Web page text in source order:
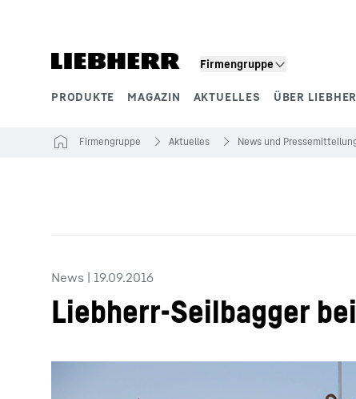
Firmengruppe
PRODUKTE MAGAZIN AKTUELLES ÜBER
Firmengruppe Aktuelles News und
News | 19.09.2016
Liebherr-Seilbagger